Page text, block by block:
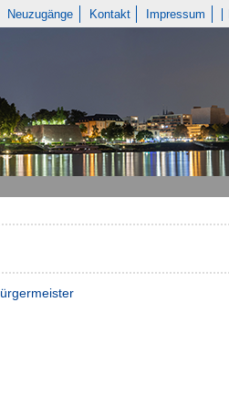
Neuzugänge Kontakt Impressum